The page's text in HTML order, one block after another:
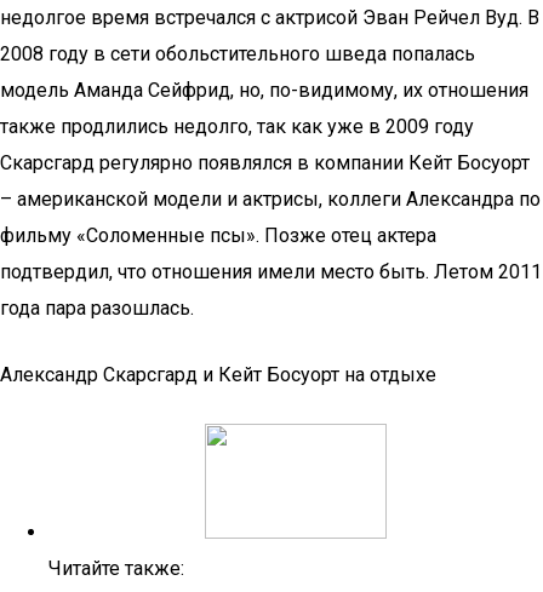
недолгое время встречался с актрисой Эван Рейчел Вуд. В
2008 году в сети обольстительного шведа попалась
модель Аманда Сейфрид, но, по-видимому, их отношения
также продлились недолго, так как уже в 2009 году
Скарсгард регулярно появлялся в компании Кейт Босуорт
– американской модели и актрисы, коллеги Александра по
фильму «Соломенные псы». Позже отец актера
подтвердил, что отношения имели место быть. Летом 2011
года пара разошлась.
Александр Скарсгард и Кейт Босуорт на отдыхе
Читайте также: